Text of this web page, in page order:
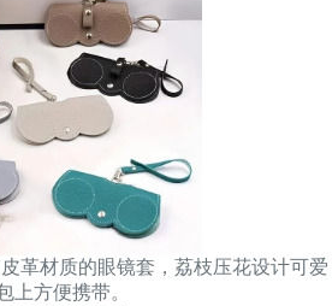
革材质的眼镜套，荔枝压花设计可爱
上方便携带。